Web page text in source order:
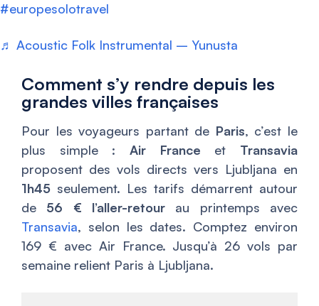
#europesolotravel
♬ Acoustic Folk Instrumental – Yunusta
Comment s’y rendre depuis les
grandes villes françaises
Pour les voyageurs partant de Paris, c’est le
plus simple : Air France et Transavia
proposent des vols directs vers Ljubljana en
1h45 seulement. Les tarifs démarrent autour
de 56 € l’aller-retour au printemps avec
Transavia, selon les dates. Comptez environ
169 € avec Air France. Jusqu’à 26 vols par
semaine relient Paris à Ljubljana.